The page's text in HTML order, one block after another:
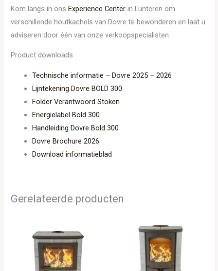
Kom langs in onsExperience Center in Lunteren om
verschillende houtkachels van Dovre te bewonderen en laat u
adviseren door één van onze verkoopspecialisten.
Product downloads
Technische informatie – Dovre 2025 – 2026
Lijntekening Dovre BOLD 300
Folder Verantwoord Stoken
Energielabel Bold 300
Handleiding Dovre Bold 300
Dovre Brochure 2026
Download informatieblad
Gerelateerde producten